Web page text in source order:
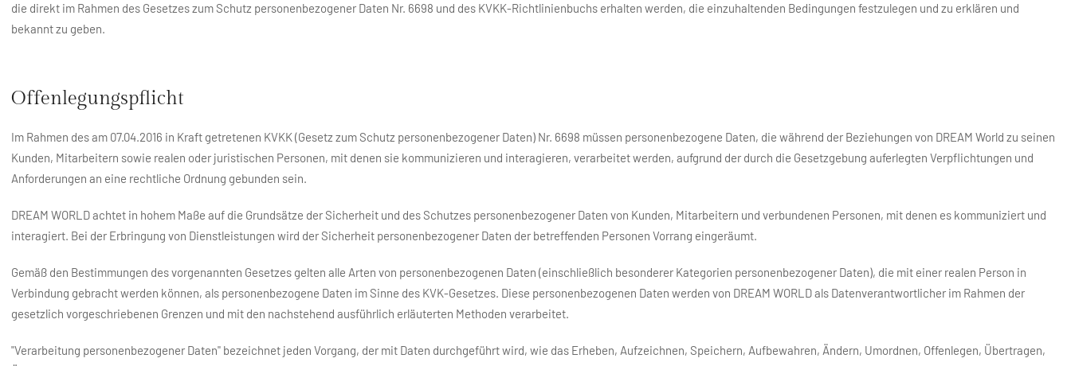
die direkt im Rahmen des Gesetzes zum Schutz personenbezogener Daten Nr. 6698 und des KVKK-Richtlinienbuchs erhalten werden, die einzuhaltenden Bedingungen festzulegen und zu erklären und
bekannt zu geben.
Offenlegungspflicht
Im Rahmen des am 07.04.2016 in Kraft getretenen KVKK (Gesetz zum Schutz personenbezogener Daten) Nr. 6698 müssen personenbezogene Daten, die während der Beziehungen von DREAM World zu seinen
Kunden, Mitarbeitern sowie realen oder juristischen Personen, mit denen sie kommunizieren und interagieren, verarbeitet werden, aufgrund der durch die Gesetzgebung auferlegten Verpflichtungen und
Anforderungen an eine rechtliche Ordnung gebunden sein.
DREAM WORLD achtet in hohem Maße auf die Grundsätze der Sicherheit und des Schutzes personenbezogener Daten von Kunden, Mitarbeitern und verbundenen Personen, mit denen es kommuniziert und
interagiert. Bei der Erbringung von Dienstleistungen wird der Sicherheit personenbezogener Daten der betreffenden Personen Vorrang eingeräumt.
Gemäß den Bestimmungen des vorgenannten Gesetzes gelten alle Arten von personenbezogenen Daten (einschließlich besonderer Kategorien personenbezogener Daten), die mit einer realen Person in
Verbindung gebracht werden können, als personenbezogene Daten im Sinne des KVK-Gesetzes. Diese personenbezogenen Daten werden von DREAM WORLD als Datenverantwortlicher im Rahmen der
gesetzlich vorgeschriebenen Grenzen und mit den nachstehend ausführlich erläuterten Methoden verarbeitet.
"Verarbeitung personenbezogener Daten" bezeichnet jeden Vorgang, der mit Daten durchgeführt wird, wie das Erheben, Aufzeichnen, Speichern, Aufbewahren, Ändern, Umordnen, Offenlegen, Übertragen,